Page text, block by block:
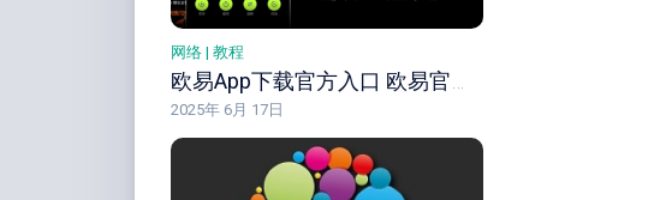
网络 | 教程
2025年 6月 17日